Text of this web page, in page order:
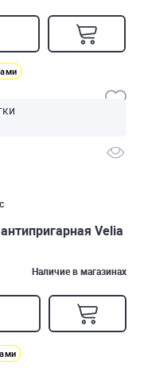
Velia
Наличие в магазинах